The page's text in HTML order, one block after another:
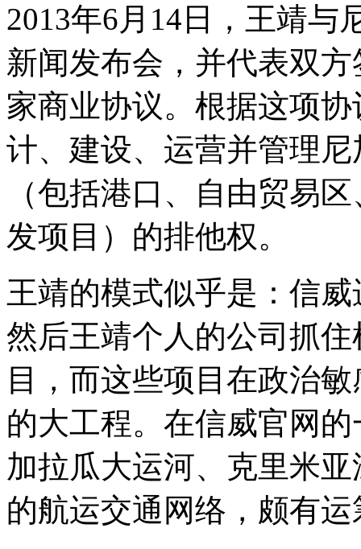
2013年6月14日，王靖与
新闻发布会，并代表双
家商业协议。根据这项
计、建设、运营并管理
（包括港口、自由贸易
发项目）的排他权。
王靖的模式似乎是：信
然后王靖个人的公司抓
目，而这些项目在政治
的大工程。在信威官网
加拉瓜大运河、克里米
的航运交通网络，颇有